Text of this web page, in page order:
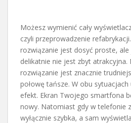
Możesz wymienić cały
czyli przeprowadzenie
rozwiązanie jest dosyć proste,
delikatnie nie jest zbyt
rozwiązanie jest znacznie
połowę tańsze. W obu
efekt. Ekran Twojego smartfona
nowy. Natomiast gdy w telefonie
wyłącznie szybka, a sam